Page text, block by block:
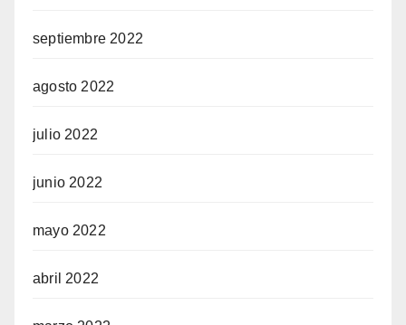
septiembre 2022
agosto 2022
julio 2022
junio 2022
mayo 2022
abril 2022